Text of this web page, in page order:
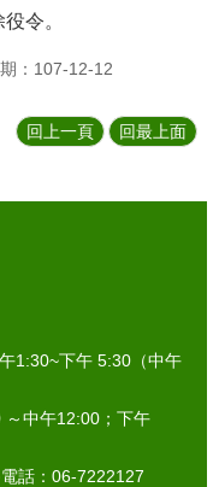
令。
：107-12-12
回上一頁 回最上面
1:30~下午 5:30（中午
～中午12:00；下午
話：06-7222127